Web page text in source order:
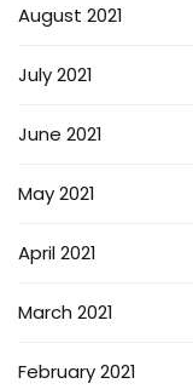
August 2021
July 2021
June 2021
May 2021
April 2021
March 2021
February 2021